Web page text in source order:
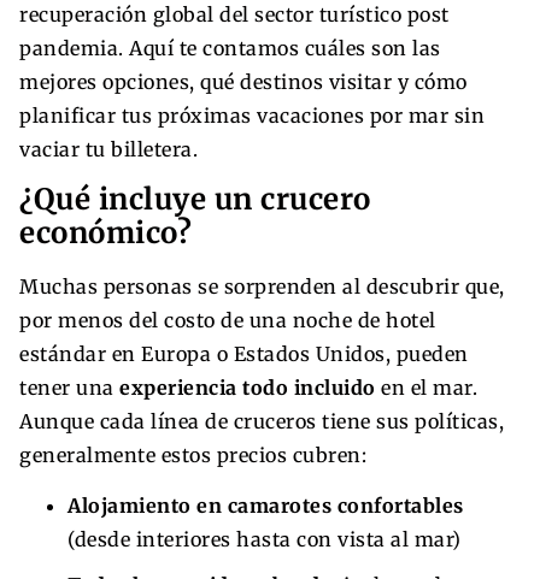
recuperación global del sector turístico post
pandemia. Aquí te contamos cuáles son las
mejores opciones, qué destinos visitar y cómo
planificar tus próximas vacaciones por mar sin
vaciar tu billetera.
¿Qué incluye un crucero
económico?
Muchas personas se sorprenden al descubrir que,
por menos del costo de una noche de hotel
estándar en Europa o Estados Unidos, pueden
tener una experiencia todo incluido en el mar.
Aunque cada línea de cruceros tiene sus políticas,
generalmente estos precios cubren:
Alojamiento en camarotes confortables
(desde interiores hasta con vista al mar)